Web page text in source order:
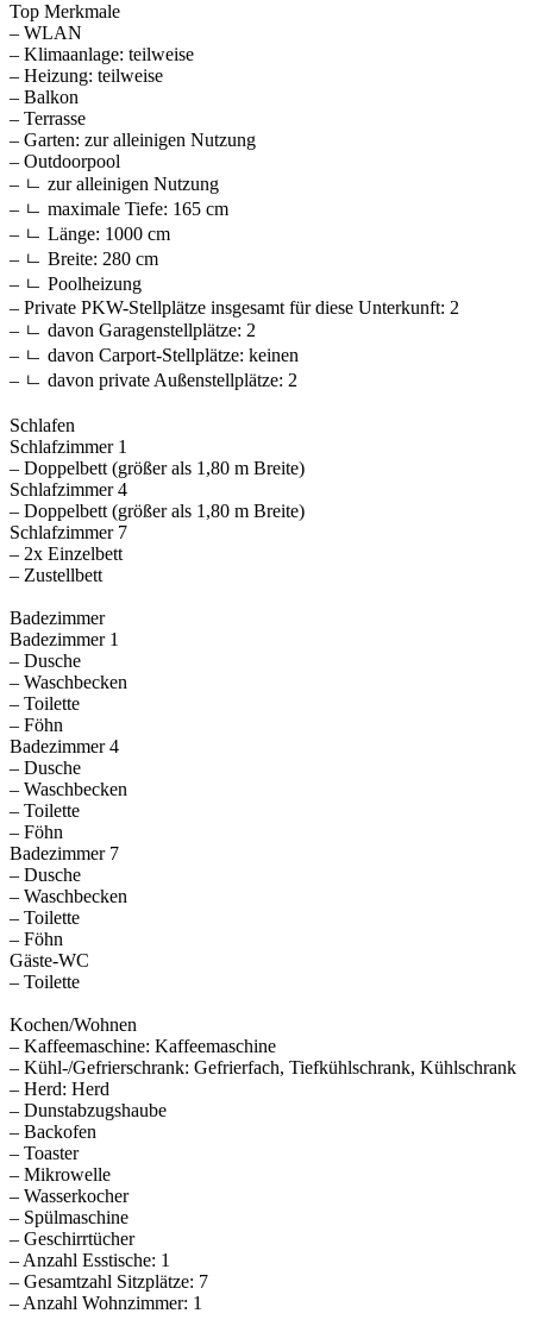
Top Merkmale
– WLAN
– Klimaanlage: teilweise
– Heizung: teilweise
– Balkon
– Terrasse
– Garten: zur alleinigen Nutzung
– Outdoorpool
– ㄴ zur alleinigen Nutzung
– ㄴ maximale Tiefe: 165 cm
– ㄴ Länge: 1000 cm
– ㄴ Breite: 280 cm
– ㄴ Poolheizung
– Private PKW-Stellplätze insgesamt für diese Unterkunft: 2
– ㄴ davon Garagenstellplätze: 2
– ㄴ davon Carport-Stellplätze: keinen
– ㄴ davon private Außen­stellplätze: 2
Schlafen
Schlafzimmer 1
– Doppelbett (größer als 1,80 m Breite)
Schlafzimmer 4
– Doppelbett (größer als 1,80 m Breite)
Schlafzimmer 7
– 2x Einzelbett
– Zustellbett
Badezimmer
Badezimmer 1
– Dusche
– Waschbecken
– Toilette
– Föhn
Badezimmer 4
– Dusche
– Waschbecken
– Toilette
– Föhn
Badezimmer 7
– Dusche
– Waschbecken
– Toilette
– Föhn
Gäste-WC
– Toilette
Kochen/Wohnen
– Kaffeemaschine: Kaffeemaschine
– Kühl-/Gefrierschrank: Gefrierfach, Tiefkühlschrank, Kühlschrank
– Herd: Herd
– Dunstabzugshaube
– Backofen
– Toaster
– Mikrowelle
– Wasserkocher
– Spülmaschine
– Geschirrtücher
– Anzahl Esstische: 1
– Gesamtzahl Sitzplätze: 7
– Anzahl Wohnzimmer: 1